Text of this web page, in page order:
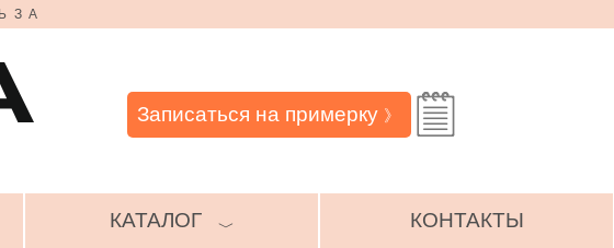
Записаться на примерку 》
КАТАЛОГ ﹀ КОНТАКТЫ